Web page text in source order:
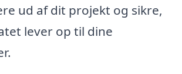
ud af dit projekt og sikre,
lever op til dine